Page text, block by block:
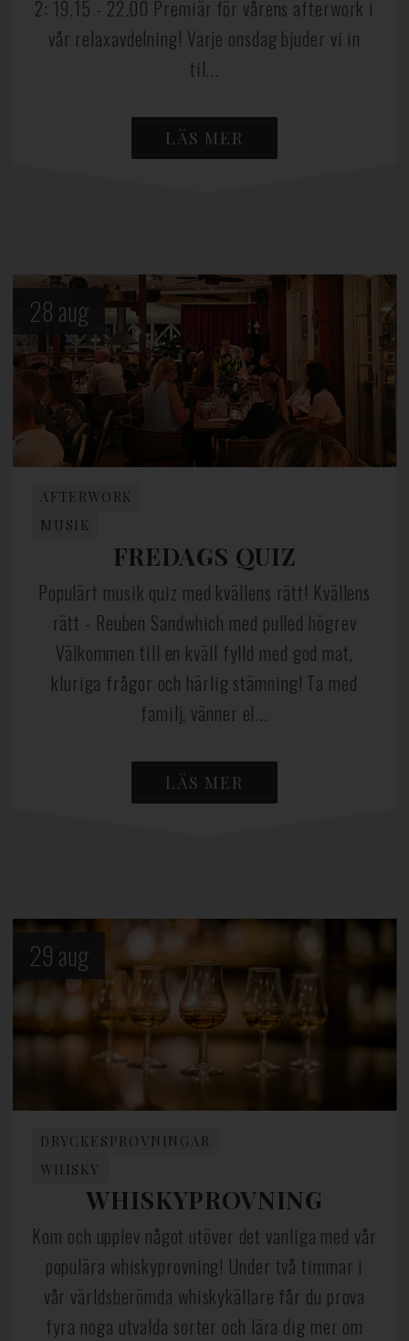
2: 19.15 - 22.00 Premiär för vårens afterwork i
vår relaxavdelning! Varje onsdag bjuder vi in
til...
LÄS MER
28 aug
AFTERWORK
MUSIK
FREDAGS QUIZ
Populärt musik quiz med kvällens rätt! Kvällens
rätt - Reuben Sandwhich med pulled högrev
Välkommen till en kväll fylld med god mat,
kluriga frågor och härlig stämning! Ta med
familj, vänner el...
LÄS MER
29 aug
DRYCKESPROVNINGAR
WHISKY
WHISKYPROVNING
Kom och upplev något utöver det vanliga med vår
populära whiskyprovning! Under två timmar i
vår världsberömda whiskykällare får du prova
fyra noga utvalda sorter och lära dig mer om